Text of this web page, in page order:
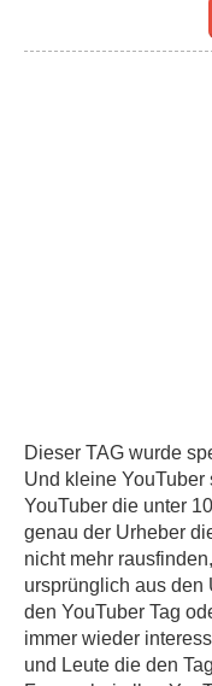
Dieser TAG wurde
Und kleine
YouTuber die unter
genau der Urheber
nicht mehr
ursprünglich aus den
den YouTuber Tag
immer wieder
und Leute die den